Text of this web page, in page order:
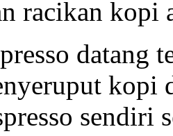
racikan kopi
datang
kopi
sendiri